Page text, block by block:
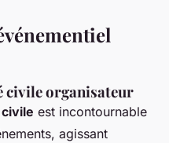
civile organisateur
est incontournable
agissant